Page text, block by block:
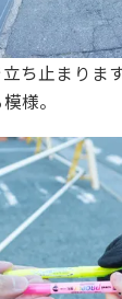
ち止まりま
様。